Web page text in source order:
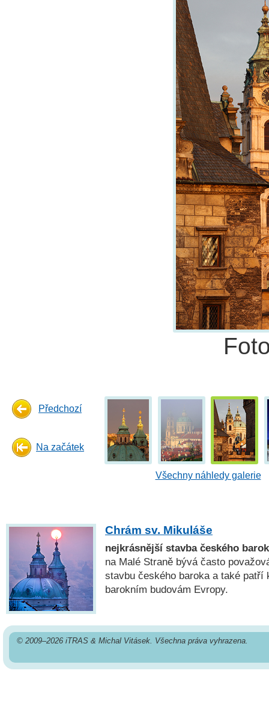
Předchozí
Na začátek
Všechny náhledy galerie
Chrám sv. Mikuláše
nejkrásnější stavba českého
na Malé Straně bývá často
stavbu českého baroka a také patří
barokním budovám Evropy.
© 2009–2026 iTRAS & Michal Vitásek. Všechna práva vyhrazena.